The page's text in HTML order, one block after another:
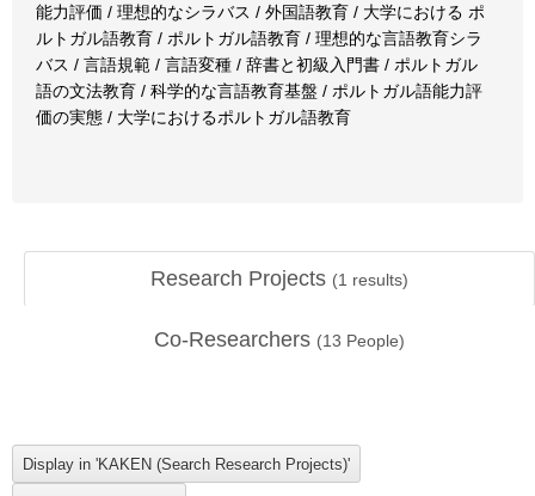
能力評価 / 理想的なシラバス / 外国語教育 / 大学における ポ
ルトガル語教育 / ポルトガル語教育 / 理想的な言語教育シラ
バス / 言語規範 / 言語変種 / 辞書と初級入門書 / ポルトガル
語の文法教育 / 科学的な言語教育基盤 / ポルトガル語能力評
価の実態 / 大学におけるポルトガル語教育
Research Projects (1 results)
Co-Researchers (13 People)